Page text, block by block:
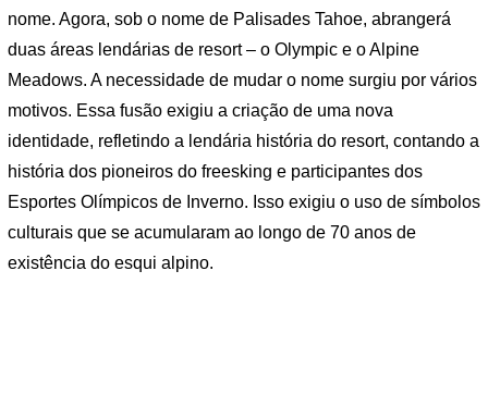
nome. Agora, sob o nome de Palisades Tahoe, abrangerá
duas áreas lendárias de resort – o Olympic e o Alpine
Meadows. A necessidade de mudar o nome surgiu por vários
motivos. Essa fusão exigiu a criação de uma nova
identidade, refletindo a lendária história do resort, contando a
história dos pioneiros do freesking e participantes dos
Esportes Olímpicos de Inverno. Isso exigiu o uso de símbolos
culturais que se acumularam ao longo de 70 anos de
existência do esqui alpino.